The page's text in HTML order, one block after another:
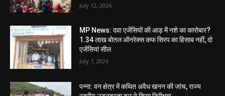
July 12, 2026
MP News: दवा एजेंसियों की आड़ में नशे का कारोबार?
1.34 लाख बोतल ऑनरेक्स कफ सिरप का हिसाब नहीं, दो
एजेंसियां सील
July 7, 2026
पन्ना: वन क्षेत्र में कथित अवैध खनन की जांच, राज्य